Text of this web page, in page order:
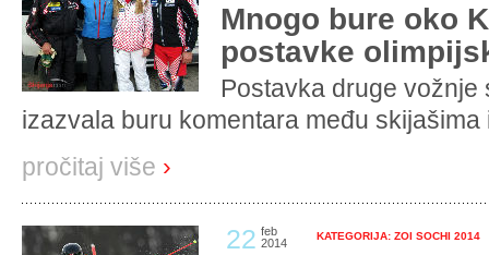
Mnogo bure oko
postavke
Postavka druge vožnje
izazvala buru komentara među skijašima
pročitaj više ›
22 feb
2014
KATEGORIJA: ZOI SOCHI 2014